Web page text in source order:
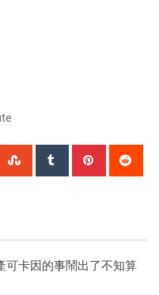
可卡因的事鬧出了不知算